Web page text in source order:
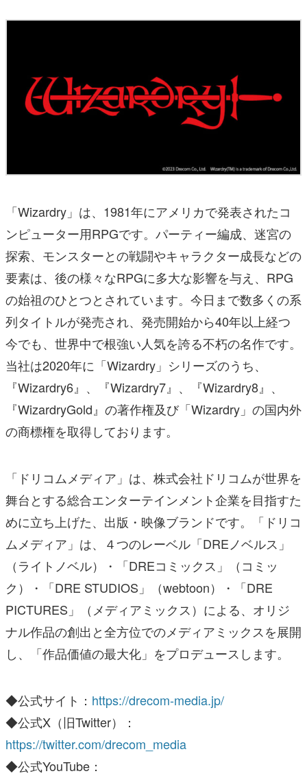
「Wizardry」は、1981年にアメリカで発表されたコ
ンピューター用RPGです。パーティー編成、迷宮の
探索、モンスターとの戦闘やキャラクター成長などの
要素は、後の様々なRPGに多大な影響を与え、RPG
の始祖のひとつとされています。今日まで数多くの系
列タイトルが発売され、発売開始から40年以上経つ
今でも、世界中で根強い人気を誇る不朽の名作です。
当社は2020年に「Wizardry」シリーズのうち、
『Wizardry6』、『Wizardry7』、『Wizardry8』、
『WizardryGold』の著作権及び「Wizardry」の国内外
の商標権を取得しております。
「ドリコムメディア」は、株式会社ドリコムが世界を
舞台とする総合エンターテインメント企業を目指すた
めに立ち上げた、出版・映像ブランドです。「ドリコ
ムメディア」は、４つのレーベル「DREノベルス」
（ライトノベル）・「DREコミックス」（コミッ
ク）・「DRE STUDIOS」（webtoon）・「DRE
PICTURES」（メディアミックス）による、オリジ
ナル作品の創出と全方位でのメディアミックスを展開
し、「作品価値の最大化」をプロデュースします。
◆公式サイト： https://drecom-media.jp/
◆公式X（旧Twitter）：
https://twitter.com/drecom_media
◆公式YouTube：